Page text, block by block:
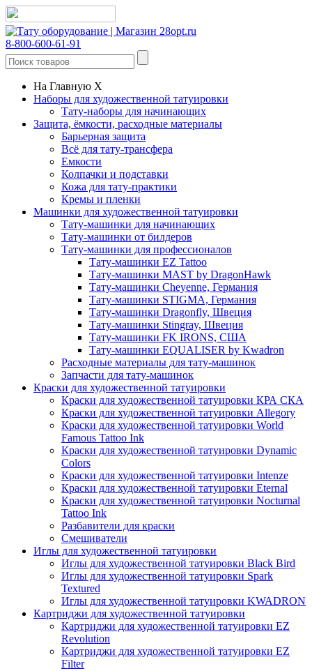
8-800-600-61-91
На Главную X
Наборы для художественной татуировки
Тату-наборы для начинающих
Защита, ёмкости, расходные материалы
Барьерная защита
Всё для тату-трансфера
Емкости
Колпачки и подставки
Кожа для тату-практики
Кремы и пленки
Машинки для художественной татуировки
Тату-машинки для начинающих
Тату-машинки от билдеров
Тату-машинки для профессионалов
Тату-машинки EZ Tattoo
Тату-машинки MAST by DragonHawk
Тату-машинки Cheyenne, Германия
Тату-машинки STIGMA, Германия
Тату-машинки Dragonfly, Швеция
Тату-машинки Stingray, Швеция
Тату-машинки FK IRONS, США
Тату-машинки EQUALISER by Kwadron
Расходные материалы для тату-машинок
Запчасти для тату-машинок
Краски для художественной татуировки
Краски для художественной татуировки КРА СКА
Краски для художественной татуировки Allegory
Краски для художественной татуировки World
Famous Tattoo Ink
Краски для художественной татуировки Dynamic
Colors
Краски для художественной татуировки Intenze
Краски для художественной татуировки Eternal
Краски для художественной татуировки Nocturnal
Tattoo Ink
Разбавители для краски
Смешиватели
Иглы для художественной татуировки
Иглы для художественной татуировки Black Bird
Иглы для художественной татуировки Spark
Textured
Иглы для художественной татуировки KWADRON
Картриджи для художественной татуировки
Картриджи для художественной татуировки EZ
Revolution
Картриджи для художественной татуировки EZ
Filter